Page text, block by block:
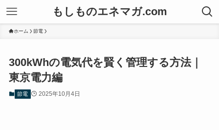
もしものエネマガ.com
ホーム 節電
300kWhの電気代を賢く管理する方法｜
東京電力編
節電 2025年10月4日